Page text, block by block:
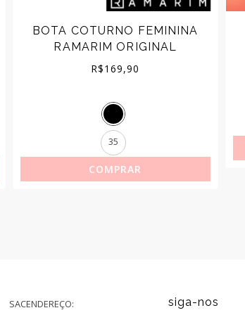
BOTA COTURNO FEMININA
RAMARIM ORIGINAL
R$169,90
35
COMPRAR
SACENDEREÇO:
siga-nos